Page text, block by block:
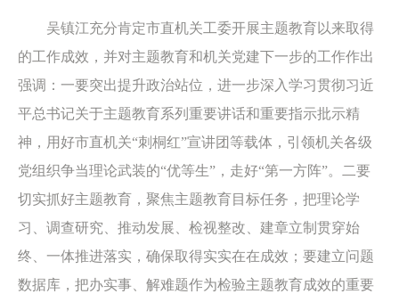
吴镇江充分肯定市直机关工委开展主题教育以来取得
的工作成效，并对主题教育和机关党建下一步的工作作出
强调：一要突出提升政治站位，进一步深入学习贯彻习近
平总书记关于主题教育系列重要讲话和重要指示批示精
神，用好市直机关“刺桐红”宣讲团等载体，引领机关各级
党组织争当理论武装的“优等生”，走好“第一方阵”。二要
切实抓好主题教育，聚焦主题教育目标任务，把理论学
习、调查研究、推动发展、检视整改、建章立制贯穿始
终、一体推进落实，确保取得实实在在成效；要建立问题
数据库，把办实事、解难题作为检验主题教育成效的重要